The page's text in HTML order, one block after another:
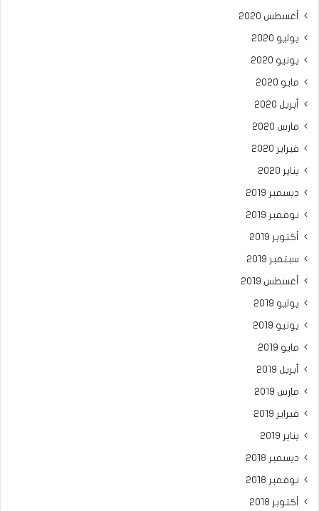
أغسطس 2020
يوليو 2020
يونيو 2020
مايو 2020
أبريل 2020
مارس 2020
فبراير 2020
يناير 2020
ديسمبر 2019
نوفمبر 2019
أكتوبر 2019
سبتمبر 2019
أغسطس 2019
يوليو 2019
يونيو 2019
مايو 2019
أبريل 2019
مارس 2019
فبراير 2019
يناير 2019
ديسمبر 2018
نوفمبر 2018
أكتوبر 2018